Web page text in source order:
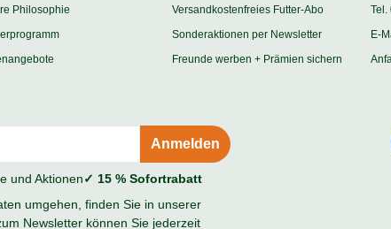
Philosophie
Versandkostenfreies Futter-Abo
Sonderaktionen per Newsletter
Freunde werben + Prämien sichern
Tel.
E-
und Aktionen✓ 15 % Sofortrabatt
umgehen, finden Sie in unserer
Newsletter können Sie jederzeit